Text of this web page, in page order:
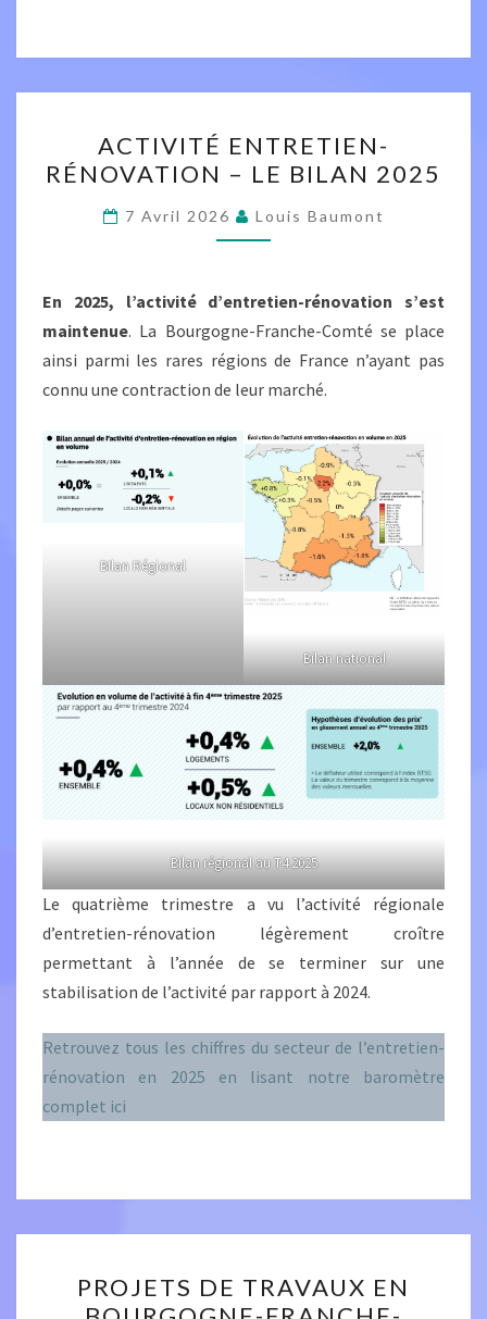
ENTRETIEN-
RÉNOVATION
–
LE
2025
ACTIVITÉ ENTRETIEN-
RÉNOVATION – LE BILAN 2025
7 Avril 2026 Louis Baumont
En 2025, l’activité d’entretien-rénovation s’est
maintenue. La Bourgogne-Franche-Comté se place
ainsi parmi les rares régions de France n’ayant pas
connu une contraction de leur marché.
BIlan Régional
Bilan national
Bilan régional au T4 2025
Le quatrième trimestre a vu l’activité régionale
d’entretien-rénovation légèrement croître
permettant à l’année de se terminer sur une
stabilisation de l’activité par rapport à 2024.
Retrouvez tous les chiffres du secteur de l’entretien-
rénovation en 2025 en lisant notre baromètre
complet ici
DE
PROJETS DE TRAVAUX EN